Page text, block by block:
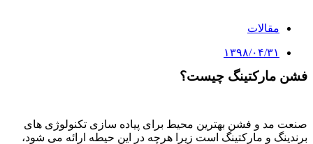
مقالات
۱۳۹۸/۰۴/۳۱
فشن مارکتینگ چیست؟
صنعت مد و فشن بهترین محیط برای پیاده سازی تکنولوژی های
برندینگ و مارکتینگ است زیرا هرچه در این حیطه ارائه می شود،